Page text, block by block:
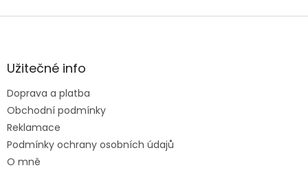
Z
aUžitečné info
Doprava a platba
Obchodní podmínky
Reklamace
Podmínky ochrany osobních údajů
O mně